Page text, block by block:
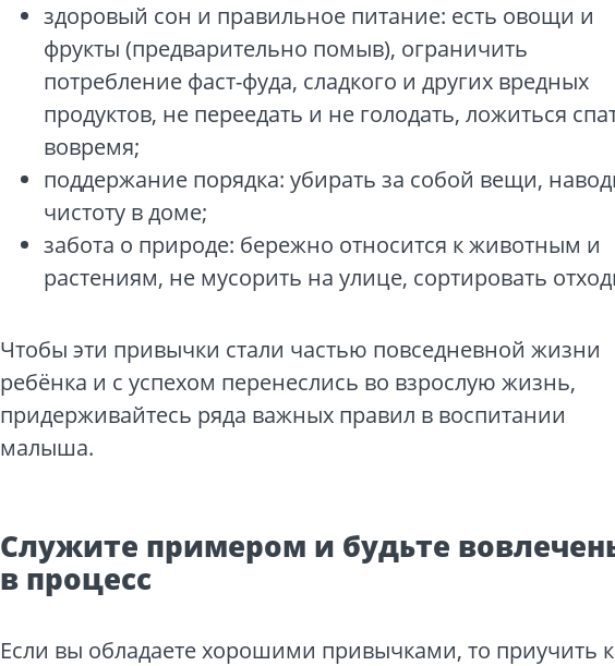
здоровый сон и правильное питание: есть овощи и
фрукты (предварительно помыв), ограничить
потребление фаст-фуда, сладкого и других вредных
продуктов, не переедать и не голодать, ложиться
вовремя;
поддержание порядка: убирать за собой вещи,
чистоту в доме;
забота о природе: бережно относится к животным и
растениям, не мусорить на улице, сортировать
Чтобы эти привычки стали частью повседневной жизни
ребёнка и с успехом перенеслись во взрослую жизнь,
придерживайтесь ряда важных правил в воспитании
малыша.
Служите примером и будьте
в процесс
Если вы обладаете хорошими привычками, то приучить к